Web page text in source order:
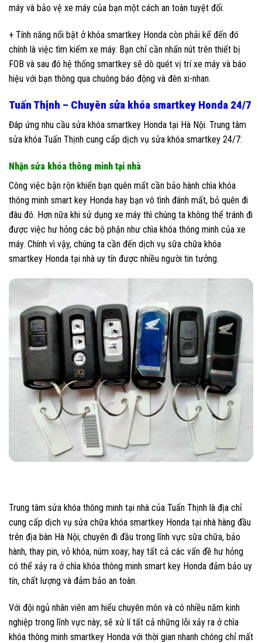
máy và bảo vệ xe máy của bạn một cách an toàn tuyệt đối.
+ Tính năng nổi bật ở khóa smartkey Honda còn phải kể đến đó
chính là việc tìm kiếm xe máy. Bạn chỉ cần nhấn nút trên thiết bị
FOB và sau đó hệ thống smartkey sẽ dò quét vị trí xe máy và báo
hiệu với bạn thông qua chuông báo động và đèn xi-nhan.
Tuấn Thịnh – Chuyên sửa khóa smartkey Honda 24/7
Đáp ứng nhu cầu sửa khóa smartkey Honda tại Hà Nội. Trung tâm
sửa khóa Tuấn Thịnh cung cấp dịch vụ sửa khóa smartkey 24/7:
Nhận sửa khóa thông minh tại nhà
Công việc bận rộn khiến bạn quên mất cần bảo hành chìa khóa
thông minh smart key Honda hay bạn vô tình đánh mất, bỏ quên đi
đâu đó. Hơn nữa khi sử dụng xe máy thì chúng ta không thể tránh đi
được việc hư hỏng các bộ phận như chìa khóa thông minh của xe
máy. Chính vì vậy, chúng ta cần đến dịch vụ sữa chữa khóa
smartkey Honda tại nhà uy tín được nhiều người tin tưởng.
Trung tâm sửa khóa thông minh tại nhà của Tuấn Thịnh là địa chỉ
cung cấp dịch vụ sửa chữa khóa smartkey Honda tại nhà hàng đầu
trên địa bàn Hà Nội; chuyên đi đầu trong lĩnh vực sữa chữa, bảo
hành, thay pin, vỏ khóa, núm xoay; hay tất cả các vấn đề hư hỏng
có thể xảy ra ở chìa khóa thông minh smart key Honda đảm bảo uy
tín, chất lượng và đảm bảo an toàn.
Với đội ngủ nhân viên am hiểu chuyên môn và có nhiều năm kinh
nghiệp trong lĩnh vực này; sẽ xử lí tất cả những lỗi xảy ra ở chìa
khóa thông minh smartkey Honda với thời gian nhanh chóng chỉ mất